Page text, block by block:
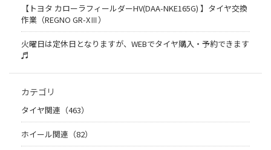
【トヨタ カローラフィールダーHV(DAA-NKE165G) 】タイヤ交換
作業（REGNO GR-XⅢ）
火曜日は定休日となりますが、WEBでタイヤ購入・予約できます
♬
カテゴリ
タイヤ関連（463）
ホイール関連（82）